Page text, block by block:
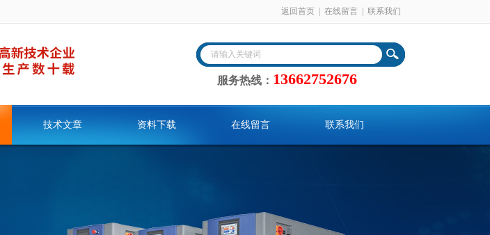
返回首页 在线留言 联系我们
服务热线： 13662752676
技术文章 资料下载 在线留言 联系我们